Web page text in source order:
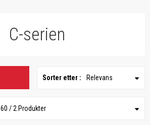
C-serien
Sorter etter : Relevans
60 / 2 Produkter